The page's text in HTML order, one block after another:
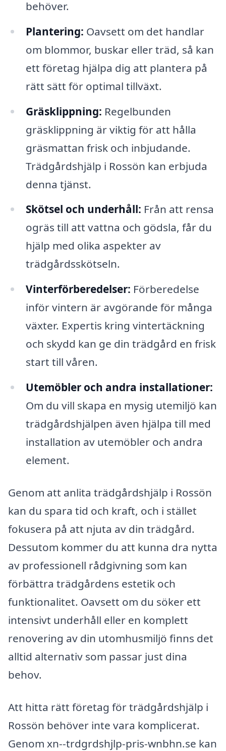
behöver.
Plantering: Oavsett om det handlar
om blommor, buskar eller träd, så kan
ett företag hjälpa dig att plantera på
rätt sätt för optimal tillväxt.
Gräsklippning: Regelbunden
gräsklippning är viktig för att hålla
gräsmattan frisk och inbjudande.
Trädgårdshjälp i Rossön kan erbjuda
denna tjänst.
Skötsel och underhåll: Från att rensa
ogräs till att vattna och gödsla, får du
hjälp med olika aspekter av
trädgårdsskötseln.
Vinterförberedelser: Förberedelse
inför vintern är avgörande för många
växter. Expertis kring vintertäckning
och skydd kan ge din trädgård en frisk
start till våren.
Utemöbler och andra installationer:
Om du vill skapa en mysig utemiljö kan
trädgårdshjälpen även hjälpa till med
installation av utemöbler och andra
element.
Genom att anlita trädgårdshjälp i Rossön
kan du spara tid och kraft, och i stället
fokusera på att njuta av din trädgård.
Dessutom kommer du att kunna dra nytta
av professionell rådgivning som kan
förbättra trädgårdens estetik och
funktionalitet. Oavsett om du söker ett
intensivt underhåll eller en komplett
renovering av din utomhusmiljö finns det
alltid alternativ som passar just dina
behov.
Att hitta rätt företag för trädgårdshjälp i
Rossön behöver inte vara komplicerat.
Genom xn--trdgrdshjlp-pris-wnbhn.se kan